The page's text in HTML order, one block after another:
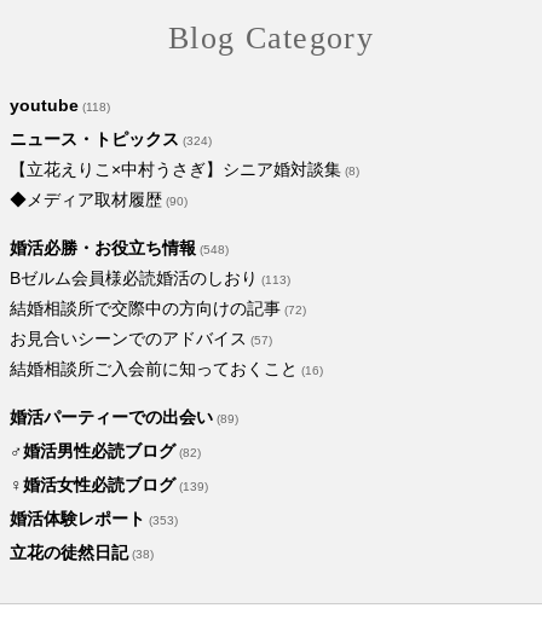
Blog Category
youtube (118)
ニュース・トピックス (324)
【立花えりこ×中村うさぎ】シニア婚対談集 (8)
◆メディア取材履歴 (90)
婚活必勝・お役立ち情報 (548)
Bゼルム会員様必読婚活のしおり (113)
結婚相談所で交際中の方向けの記事 (72)
お見合いシーンでのアドバイス (57)
結婚相談所ご入会前に知っておくこと (16)
婚活パーティーでの出会い (89)
♂婚活男性必読ブログ (82)
♀婚活女性必読ブログ (139)
婚活体験レポート (353)
立花の徒然日記(38)